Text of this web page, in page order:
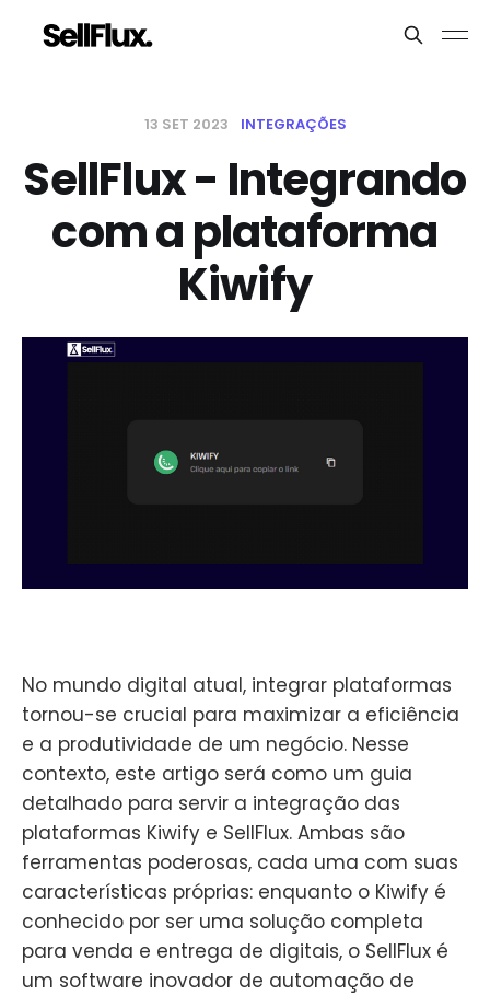
13 SET 2023 INTEGRAÇÕES
SellFlux - Integrando
com a plataforma
Kiwify
No mundo digital atual, integrar plataformas
tornou-se crucial para maximizar a eficiência
e a produtividade de um negócio. Nesse
contexto, este artigo será como um guia
detalhado para servir a integração das
plataformas Kiwify e SellFlux. Ambas são
ferramentas poderosas, cada uma com suas
características próprias: enquanto o Kiwify é
conhecido por ser uma solução completa
para venda e entrega de digitais, o SellFlux é
um software inovador de automação de